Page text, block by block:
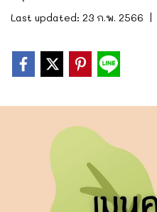
Last updated: 23 ก.พ. 2566 |